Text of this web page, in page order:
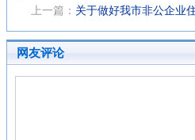
上一篇： 关于做好我市非公企业
网友评论